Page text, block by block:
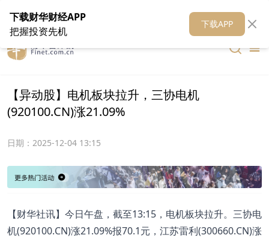
在线客服 关于我们 财华媒体矩阵 财华智库
【异动股】电机板块拉升，三协电机
(920100.CN)涨21.09%
日期： 2025-12-04 13:15
【财华社讯】今日午盘，截至13:15，电机板块拉升。三协电
机(920100.CN)涨21.09%报70.1元，江苏雷利(300660.CN)涨
下载财华财经APP
把握投资先机
下载APP